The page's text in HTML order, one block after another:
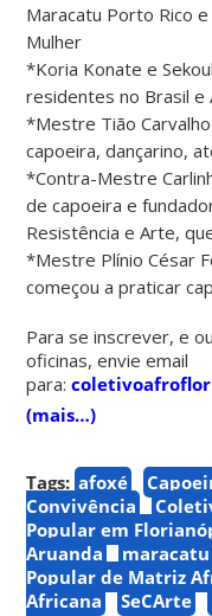
Maracatu Porto Rico
Mulher
*Koria Konate e
residentes no Brasil
*Mestre Tião
capoeira, dançarino,
*Contra-Mestre
de capoeira e
Resistência e Arte,
*Mestre Plínio César
começou a praticar
Para se inscrever, e
oficinas, envie email
para:
(mais…)
Tags: afoxé
Convivência
Popular em
Aruanda
maracatu
Popular de Matriz
Africana
SeCArte